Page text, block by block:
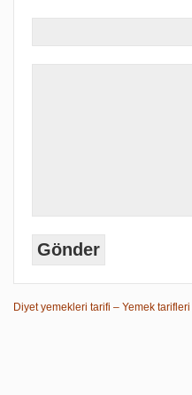
Diyet yemekleri tarifi – Yemek tarifleri